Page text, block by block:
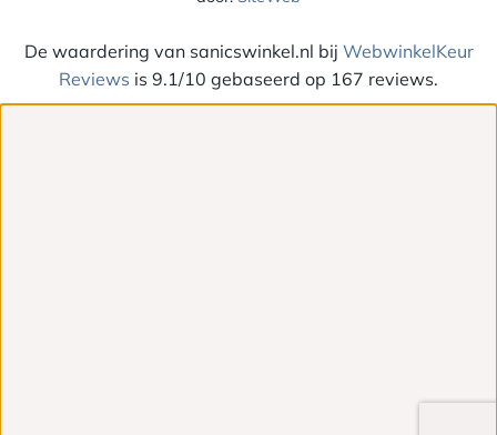
De waardering van sanicswinkel.nl bij WebwinkelKeur
Reviews is 9.1/10 gebaseerd op 167 reviews.